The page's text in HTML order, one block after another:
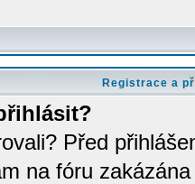
Registrace a
Před
na fóru